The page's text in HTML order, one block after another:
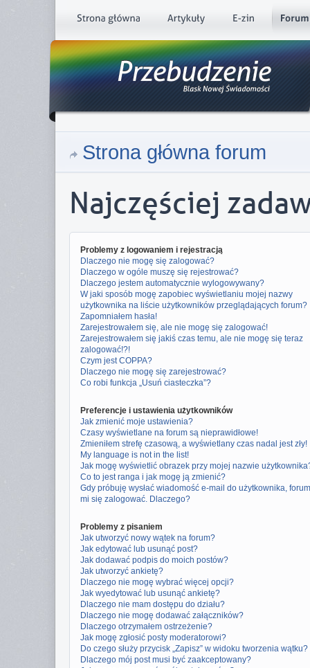
Strona główna forum
Najczęściej
Problemy z logowaniem i rejestracją
Dlaczego nie mogę się zalogować?
Dlaczego w ogóle muszę się rejestrować?
Dlaczego jestem automatycznie wylogowywany?
W jaki sposób mogę zapobiec wyświetlaniu mojej nazwy
użytkownika na liście użytkowników przeglądających forum?
Zapomniałem hasła!
Zarejestrowałem się, ale nie mogę się zalogować!
Zarejestrowałem się jakiś czas temu, ale nie mogę się teraz
zalogować!?!
Czym jest COPPA?
Dlaczego nie mogę się zarejestrować?
Co robi funkcja „Usuń ciasteczka”?
Preferencje i ustawienia użytkowników
Jak zmienić moje ustawienia?
Czasy wyświetlane na forum są nieprawidłowe!
Zmieniłem strefę czasową, a wyświetlany czas nadal jest zły!
My language is not in the list!
Jak mogę wyświetlić obrazek przy mojej nazwie
Co to jest ranga i jak mogę ją zmienić?
Gdy próbuję wysłać wiadomość e-mail do użytkownika,
mi się zalogować. Dlaczego?
Problemy z pisaniem
Jak utworzyć nowy wątek na forum?
Jak edytować lub usunąć post?
Jak dodawać podpis do moich postów?
Jak utworzyć ankietę?
Dlaczego nie mogę wybrać więcej opcji?
Jak wyedytować lub usunąć ankietę?
Dlaczego nie mam dostępu do działu?
Dlaczego nie mogę dodawać załączników?
Dlaczego otrzymałem ostrzeżenie?
Jak mogę zgłosić posty moderatorowi?
Do czego służy przycisk „Zapisz” w widoku tworzenia wątku?
Dlaczego mój post musi być zaakceptowany?